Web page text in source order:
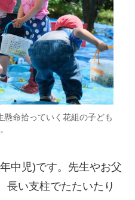
命拾っていく花組の子ども
中児)です。先生やお父
長い支柱でたたいたり